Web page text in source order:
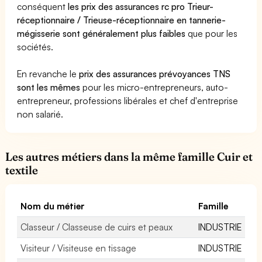
conséquentles prix des assurances rc pro Trieur-
réceptionnaire / Trieuse-réceptionnaire en tannerie-
mégisserie sont généralement plus faibles que pour les
sociétés.
En revanche leprix des assurances prévoyances TNS
sont les mêmes pour les micro-entrepreneurs, auto-
entrepreneur, professions libérales et chef d'entreprise
non salarié.
Les autres métiers dans la même famille Cuir et
textile
Nom du métier
Famille
Classeur / Classeuse de cuirs et peaux
INDUSTRIE
Visiteur / Visiteuse en tissage
INDUSTRIE